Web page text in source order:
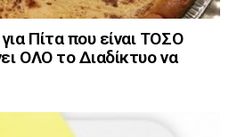
Πίτα που είναι ΤΟΣΟ
ΟΛΟ το Διαδίκτυο να